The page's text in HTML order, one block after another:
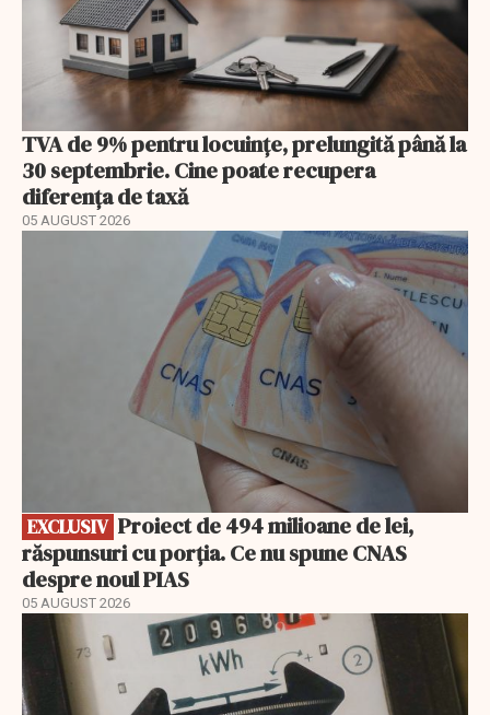
TVA de 9% pentru locuințe, prelungită până la
30 septembrie. Cine poate recupera
diferența de taxă
05 AUGUST 2026
EXCLUSIV
răspunsuri cu porția. Ce nu spune CNAS
despre noul PIAS
05 AUGUST 2026